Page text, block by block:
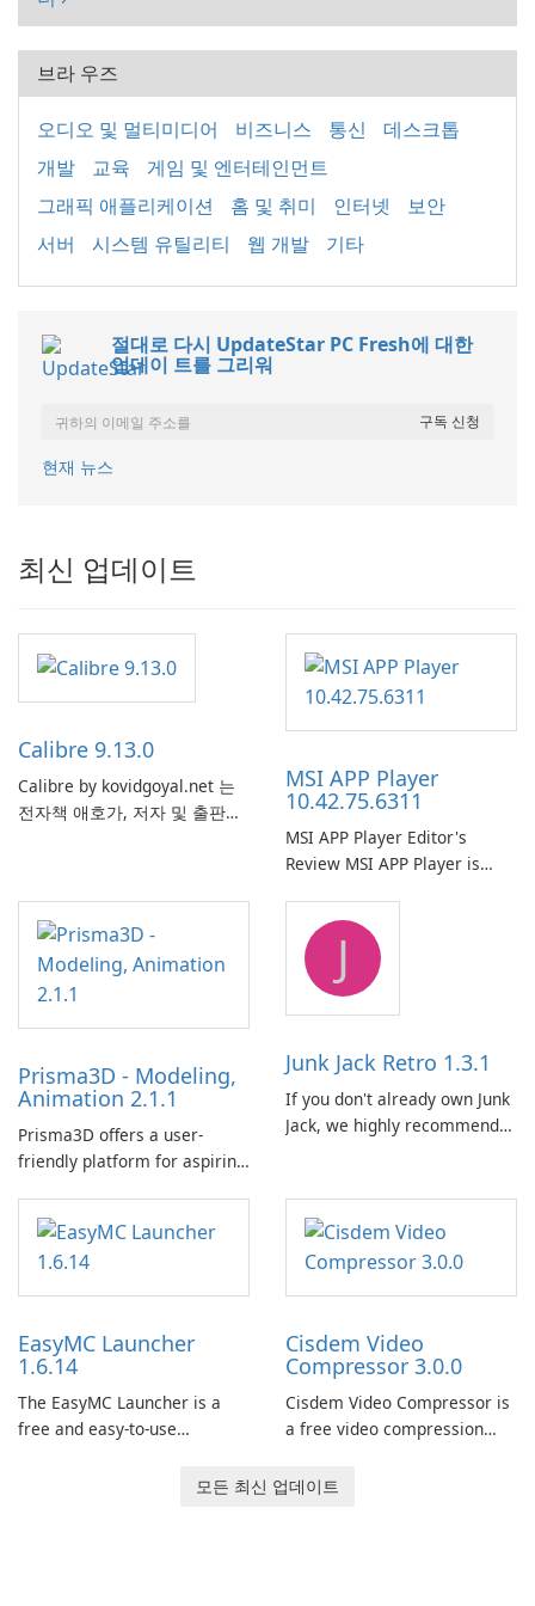
브라 우즈
오디오 및 멀티미디어 비즈니스 통신
데스크톱
개발
교육
게임 및 엔터테인먼트
그래픽 애플리케이션
홈 및 취미 인터넷
보안
서버
시스템 유틸리티 웹 개발 기타
절대로 다시 UpdateStar PC Fresh에 대한
업데이 트를 그리워
현재 뉴스
최신 업데이트
Calibre 9.13.0
Calibre by kovidgoyal.net 는
전자책 애호가, 저자 및 출판사
소프트웨어는 사용자에게 다양
한 장치와 전자책 형식에서 전
자책을 구성, 변환, 편집 및 동
기화하기 위한 포괄적인 솔루션
을 제공합니다.
MSI APP Player
10.42.75.6311
MSI APP Player Editor's
Review MSI APP Player is
emulator built atop the
BlueStacks engine and tuned
for MSI hardware.
Prisma3D - Modeling,
Animation 2.1.1
Prisma3D offers a user-
friendly platform for aspiring
imagination to life. With a
wide range of tools and
features, this app allows
users to easily design 3D
captivating animated scenes.
J
Junk Jack Retro 1.3.1
If you don't already own Junk
Jack, we highly recommend
This game is where it all
began! Junk Jack Retro,
formerly known as Junk Jack,
EasyMC Launcher
1.6.14
The EasyMC Launcher is a
free and easy-to-use
developed by EasyMC. It
Cisdem Video
Compressor 3.0.0
Cisdem Video Compressor is
a free video compression
users to compress media
모든 최신 업데이트